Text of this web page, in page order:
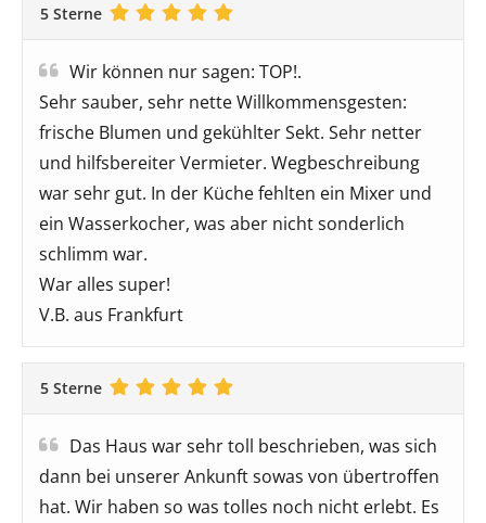
5 Sterne
Wir können nur sagen: TOP!.
Sehr sauber, sehr nette Willkommensgesten:
frische Blumen und gekühlter Sekt. Sehr netter
und hilfsbereiter Vermieter. Wegbeschreibung
war sehr gut. In der Küche fehlten ein Mixer und
ein Wasserkocher, was aber nicht sonderlich
schlimm war.
War alles super!
V.B. aus Frankfurt
5 Sterne
Das Haus war sehr toll beschrieben, was sich
dann bei unserer Ankunft sowas von übertroffen
hat. Wir haben so was tolles noch nicht erlebt. Es